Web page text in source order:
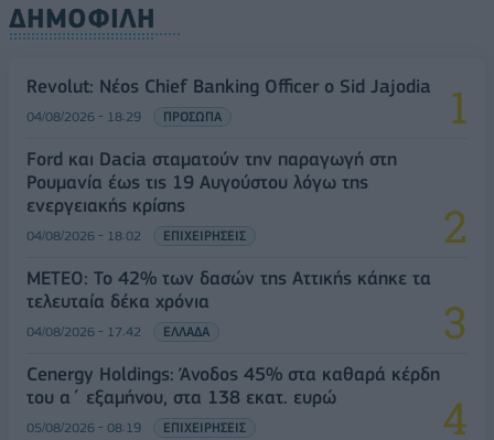
ΔΗΜΟΦΙΛΗ
Revolut: Νέος Chief Banking Officer ο Sid Jajodia
04/08/2026 - 18:29 ΠΡΟΣΩΠΑ
Ford και Dacia σταματούν την παραγωγή στη
Ρουμανία έως τις 19 Αυγούστου λόγω της
ενεργειακής κρίσης
04/08/2026 - 18:02 ΕΠΙΧΕΙΡΗΣΕΙΣ
ΜΕΤΕΟ: Το 42% των δασών της Αττικής κάηκε τα
τελευταία δέκα χρόνια
04/08/2026 - 17:42 ΕΛΛΑΔΑ
Cenergy Holdings: Άνοδος 45% στα καθαρά κέρδη
του α΄ εξαμήνου, στα 138 εκατ. ευρώ
05/08/2026 - 08:19 ΕΠΙΧΕΙΡΗΣΕΙΣ